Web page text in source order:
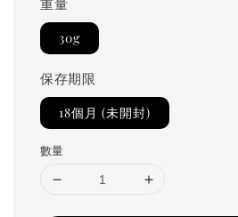
重量
30g
保存期限
18個月 (未開封)
數量